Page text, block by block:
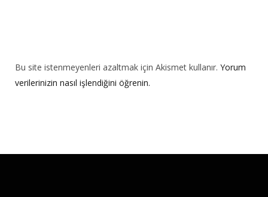
Bu site istenmeyenleri azaltmak için Akismet kullanır. Yorum
verilerinizin nasıl işlendiğini öğrenin.